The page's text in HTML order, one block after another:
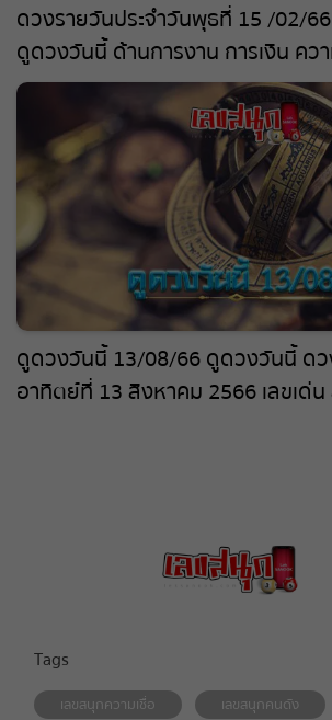
ดวงรายวันประจำวันพุธที่ 15 /02/
ดูดวงวันนี้ ด้านการงาน การเงิน คว
ประจำสัปดาห์ ดูดวงไพ่ยิปซี
ดูดวงวันนี้ 13/08/66 ดูดวงวันนี้ ดว
อาทิตย์ที่ 13 สิงหาคม 2566 เลขเด่
Tags
เลขสนุกความเชื่อ เลขสนุกคนดัง